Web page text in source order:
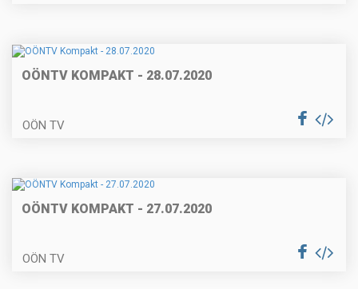
OÖNTV KOMPAKT - 28.07.2020
OÖN TV
OÖNTV KOMPAKT - 27.07.2020
OÖN TV